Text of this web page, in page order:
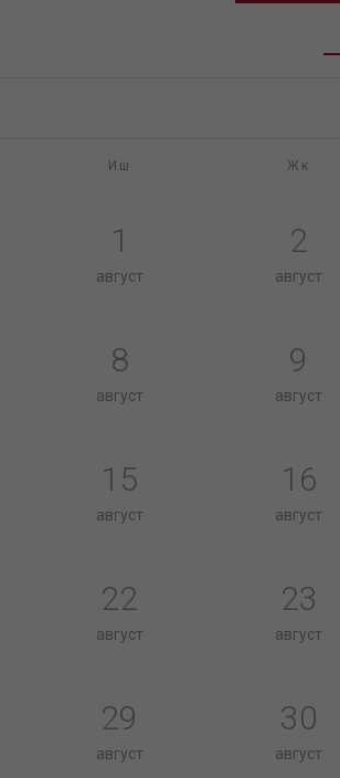
Иш Жк
1
август
2
август
8
август
9
август
15
август
16
август
22
август
23
август
29
август
30
август